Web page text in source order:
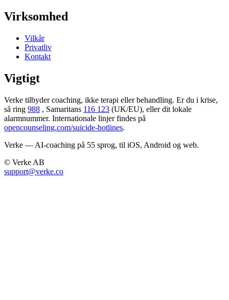
Virksomhed
Vilkår
Privatliv
Kontakt
Vigtigt
Verke tilbyder coaching, ikke terapi eller behandling. Er du i krise,
så ring 988 , Samaritans 116 123 (UK/EU), eller dit lokale
alarmnummer. Internationale linjer findes på
opencounseling.com/suicide-hotlines.
Verke — AI-coaching på 55 sprog, til iOS, Android og web.
© Verke AB
support@verke.co